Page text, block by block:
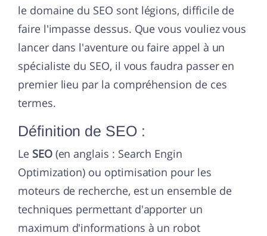
le domaine du SEO sont légions, difficile de
faire l'impasse dessus. Que vous vouliez vous
lancer dans l'aventure ou faire appel à un
spécialiste du SEO, il vous faudra passer en
premier lieu par la compréhension de ces
termes.
Définition de SEO :
Le SEO(en anglais : Search Engin
Optimization) ou optimisation pour les
moteurs de recherche, est un ensemble de
techniques permettant d'apporter un
maximum d'informations à un robot